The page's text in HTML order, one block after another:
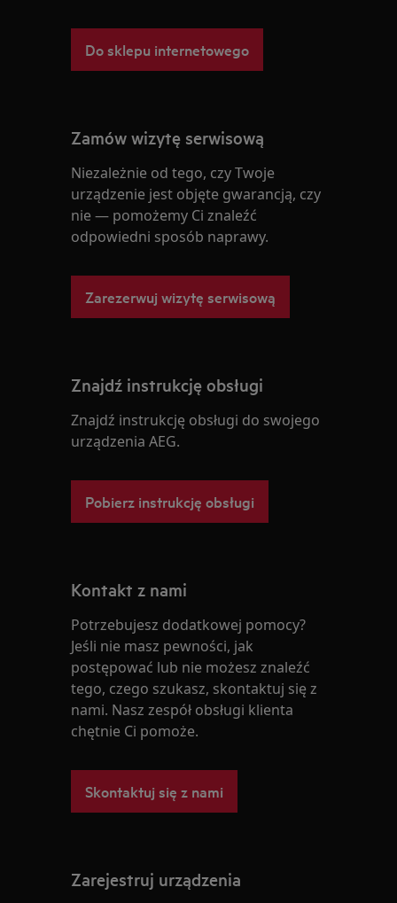
Do sklepu internetowego
Zamów wizytę serwisową
Niezależnie od tego, czy Twoje
urządzenie jest objęte gwarancją, czy
nie — pomożemy Ci znaleźć
odpowiedni sposób naprawy.
Zarezerwuj wizytę serwisową
Znajdź instrukcję obsługi
Znajdź instrukcję obsługi do swojego
urządzenia AEG.
Pobierz instrukcję obsługi
Kontakt z nami
Potrzebujesz dodatkowej pomocy?
Jeśli nie masz pewności, jak
postępować lub nie możesz znaleźć
tego, czego szukasz, skontaktuj się z
nami. Nasz zespół obsługi klienta
chętnie Ci pomoże.
Skontaktuj się z nami
Zarejestruj urządzenia